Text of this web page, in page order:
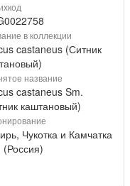
в коллекции
castaneus (Ситник
название
castaneus Sm.
каштановый)
Чукотка и Камчатка
(Россия)